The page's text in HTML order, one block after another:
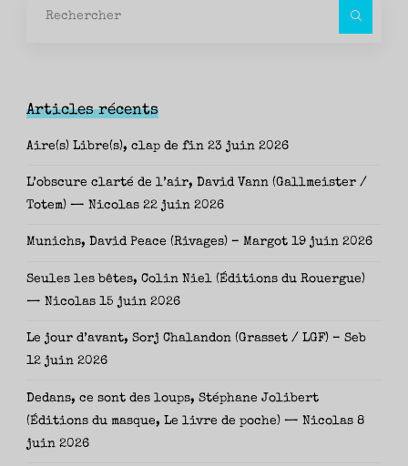
Articles récents
Aire(s) Libre(s), clap de fin 23 juin 2026
L’obscure clarté de l’air, David Vann (Gallmeister /
Totem) — Nicolas 22 juin 2026
Munichs, David Peace (Rivages) – Margot 19 juin 2026
Seules les bêtes, Colin Niel (Éditions du Rouergue)
— Nicolas 15 juin 2026
Le jour d’avant, Sorj Chalandon (Grasset / LGF) – Seb
12 juin 2026
Dedans, ce sont des loups, Stéphane Jolibert
(Éditions du masque, Le livre de poche) — Nicolas 8
juin 2026